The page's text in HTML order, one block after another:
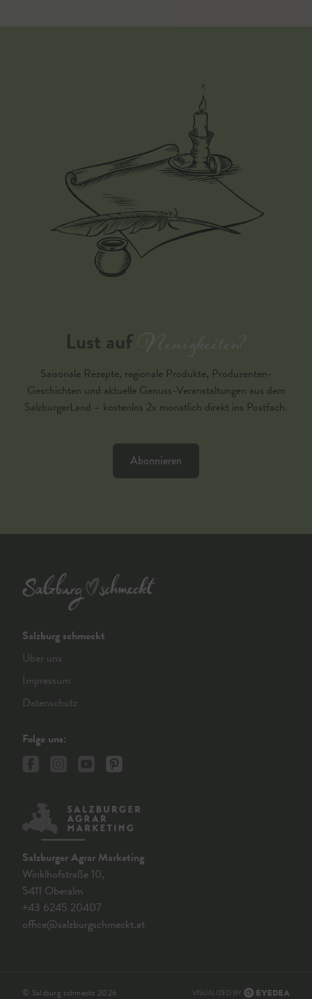
Lust aufNeuigkeiten?
Saisonale Rezepte, regionale Produkte, Produzenten-
Geschichten und aktuelle Genuss-Veranstaltungen aus dem
SalzburgerLand – kostenlos 2x monatlich direkt ins Postfach.
Abonnieren
Salzburg schmeckt
Über uns
Impressum
Datenschutz
Folge uns:
Salzburger Agrar Marketing
Winklhofstraße 10,
5411 Oberalm
+43 6245 20407
office@salzburgschmeckt.at
© Salzburg schmeckt 2026